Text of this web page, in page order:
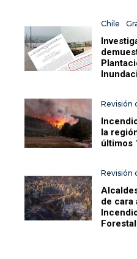
Chile
Revisión
la
últimos
Revisión
de cara